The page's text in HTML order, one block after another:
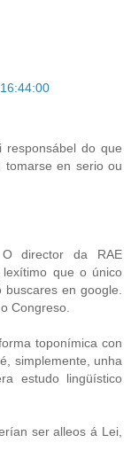
do que
tomarse en serio ou
director da RAE
que o único
en google.
Congreso.
toponímica con
simplemente, unha
estudo lingüístico
ser alleos á Lei,